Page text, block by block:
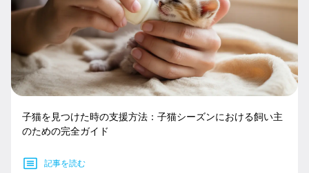
子猫を見つけた時の支援方法：子猫シーズンにおける飼い主
のための完全ガイド
記事を読む